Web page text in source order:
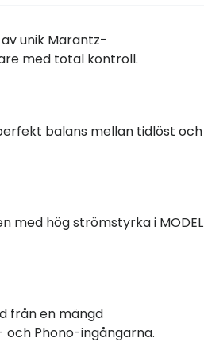
unik Marantz-
med total kontroll.
balans mellan tidlöst och
med hög strömstyrka i MODEL
från en mängd
Phono-ingångarna.